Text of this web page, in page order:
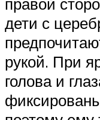
дети с
рукой. При
голова и